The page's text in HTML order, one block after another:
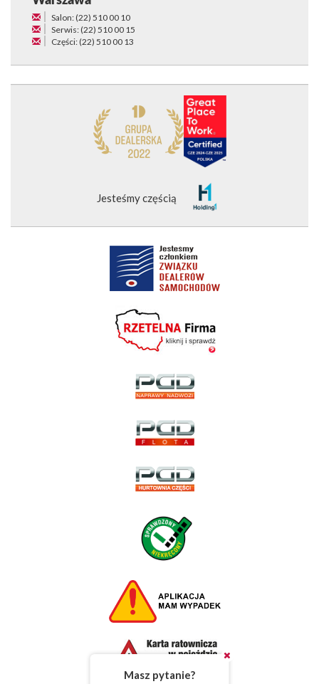
Salon: (22) 510 00 10
Serwis: (22) 510 00 15
Części: (22) 510 00 13
Jesteśmy częścią
Masz pytanie?